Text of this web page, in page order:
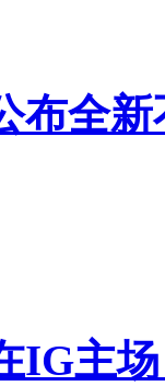
布全
IG主